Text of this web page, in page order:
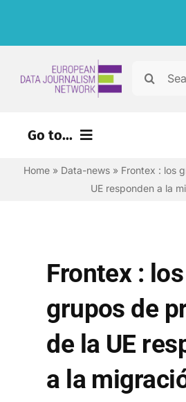
Search
Go to...
Home » Data-news » Frontex : los
UE responden a la
Frontex : los
grupos de
de la UE
a la